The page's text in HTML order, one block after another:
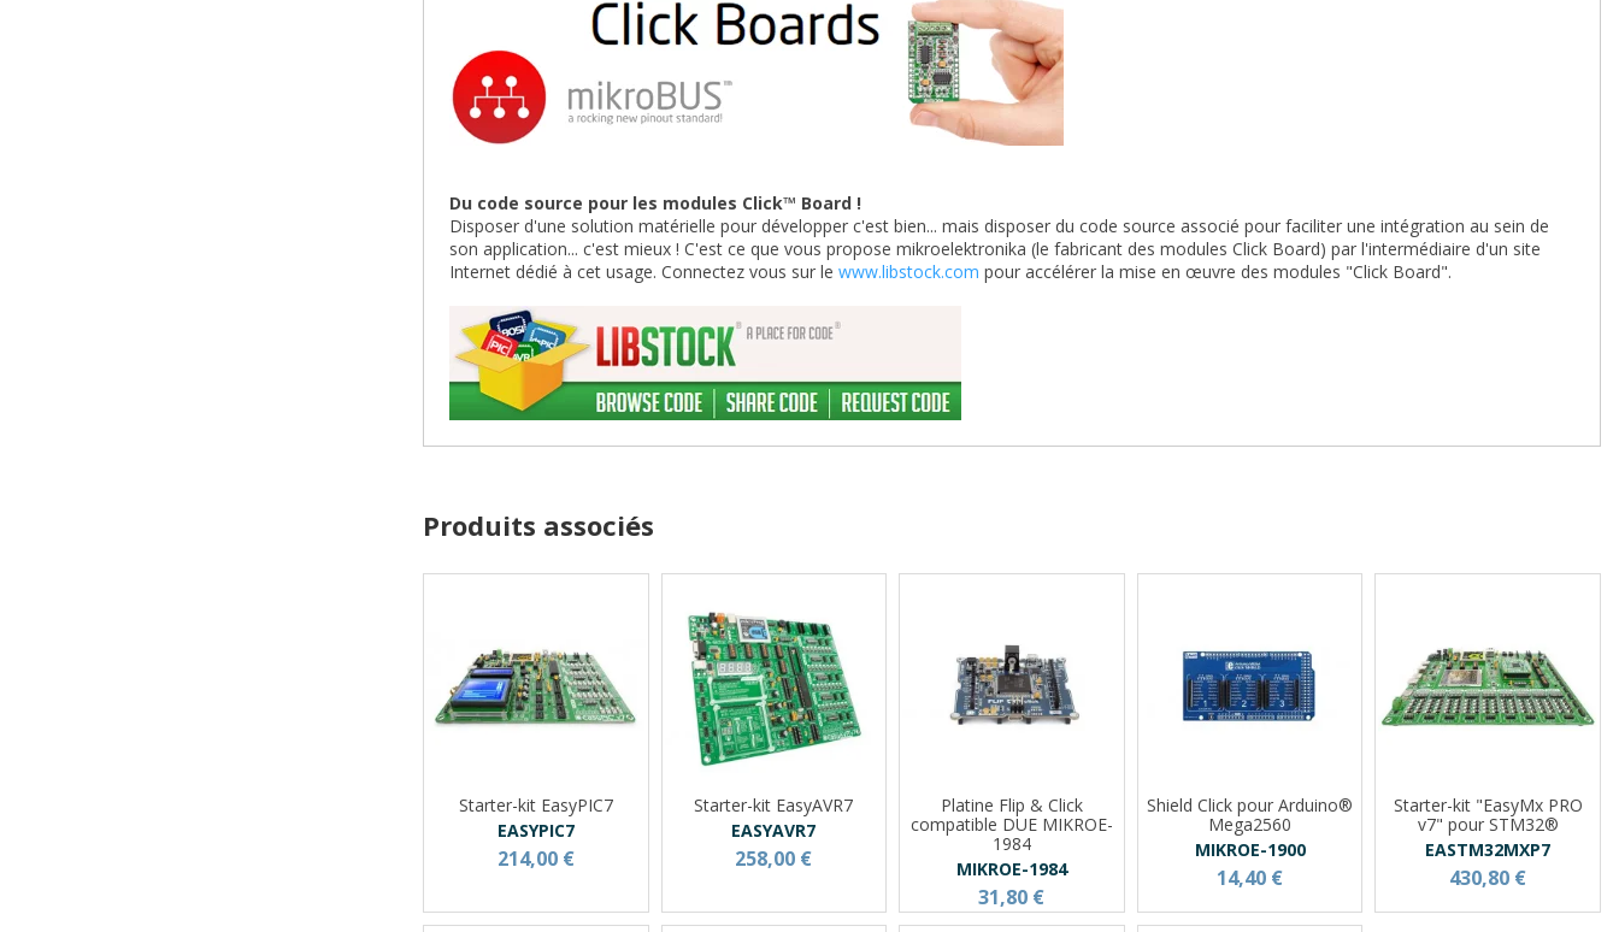
Du code source pour les modules Click™ Board !
Disposer d'une solution matérielle pour développer c'est bien... mais disposer du code source associé pour faciliter une intégration au sein de
son application... c'est mieux ! C'est ce que vous propose mikroelektronika (le fabricant des modules Click Board) par l'intermédiaire d'un site
Internet dédié à cet usage. Connectez vous sur le www.libstock.com pour accélérer la mise en œuvre des modules "Click Board".
Produits associés
Starter-kit EasyPIC7
EASYPIC7
214,00 €
Starter-kit EasyAVR7
EASYAVR7
258,00 €
Platine Flip & Click
compatible DUE MIKROE-
1984
MIKROE-1984
31,80 €
Shield Click pour Arduino®
Mega2560
MIKROE-1900
14,40 €
Starter-kit "EasyMx PRO
v7" pour STM32®
EASTM32MXP7
430,80 €